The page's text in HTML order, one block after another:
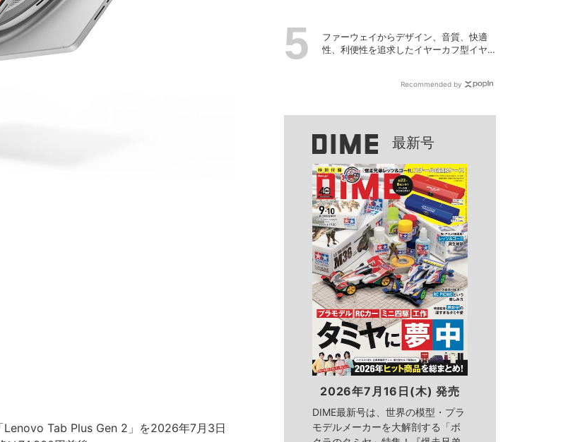
Lenovo Tab Plus Gen 2」を2026年7月3日
ファーウェイからデザイン、音質、快適
性、利便性を追求したイヤーカフ型イヤ
Recommended by
最新号
2026年7月16日(木) 発売
DIME最新号は、世界の模型・プラ
モデルメーカーを大解剖する「ボ